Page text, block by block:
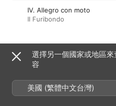
IV. Allegro con moto
Il Furibondo
2020年3月20日
4 首曲目・26 分鐘
選擇另一個國家或地區
容
美國 (繁體中文台灣)